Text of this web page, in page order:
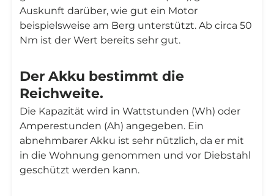
Auskunft darüber, wie gut ein Motor
beispielsweise am Berg unterstützt. Ab circa 50
Nm ist der Wert bereits sehr gut.
Der Akku bestimmt die
Reichweite.
Die Kapazität wird in Wattstunden (Wh) oder
Amperestunden (Ah) angegeben. Ein
abnehmbarer Akku ist sehr nützlich, da er mit
in die Wohnung genommen und vor Diebstahl
geschützt werden kann.